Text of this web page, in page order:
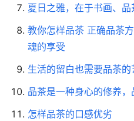
夏日之雅，在于书画、品
教你怎样品茶 正确品茶
魂的享受
生活的留白也需要品茶的
品茶是一种身心的修养，
怎样品茶的口感优劣